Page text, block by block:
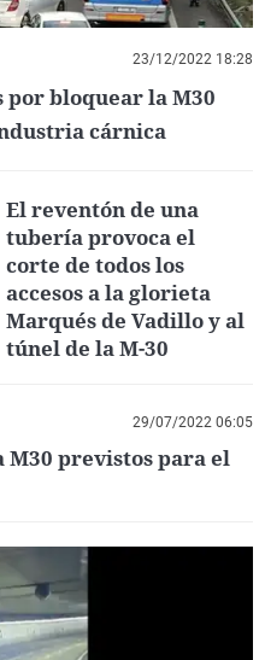
23/12/2022 18:28
por bloquear la M30
cárnica
El reventón de una
tubería provoca el
corte de todos los
accesos a la glorieta
Marqués de Vadillo y al
túnel de la M-30
29/07/2022 06:05
M30 previstos para el